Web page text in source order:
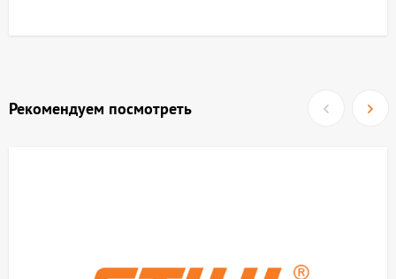
Рекомендуем посмотреть